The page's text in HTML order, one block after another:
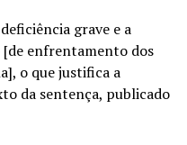
grave e a
[de enfrentamento dos
o que justifica a
da sentença, publicado